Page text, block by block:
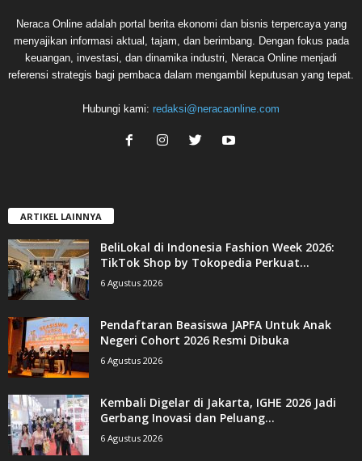
Neraca Online adalah portal berita ekonomi dan bisnis terpercaya yang
menyajikan informasi aktual, tajam, dan berimbang. Dengan fokus pada
keuangan, investasi, dan dinamika industri, Neraca Online menjadi
referensi strategis bagi pembaca dalam mengambil keputusan yang tepat.
Hubungi kami: redaksi@neracaonline.com
ARTIKEL LAINNYA
BeliLokal di Indonesia Fashion Week 2026:
TikTok Shop by Tokopedia Perkuat...
6 Agustus 2026
Pendaftaran Beasiswa JAPFA Untuk Anak
Negeri Cohort 2026 Resmi Dibuka
6 Agustus 2026
Kembali Digelar di Jakarta, IGHE 2026 Jadi
Gerbang Inovasi dan Peluang...
6 Agustus 2026